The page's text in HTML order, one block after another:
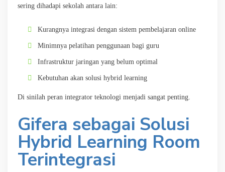
sering dihadapi sekolah antara lain:
Kurangnya integrasi dengan sistem pembelajaran online
Minimnya pelatihan penggunaan bagi guru
Infrastruktur jaringan yang belum optimal
Kebutuhan akan solusi hybrid learning
Di sinilah peran integrator teknologi menjadi sangat penting.
Gifera sebagai Solusi
Hybrid Learning Room
Terintegrasi